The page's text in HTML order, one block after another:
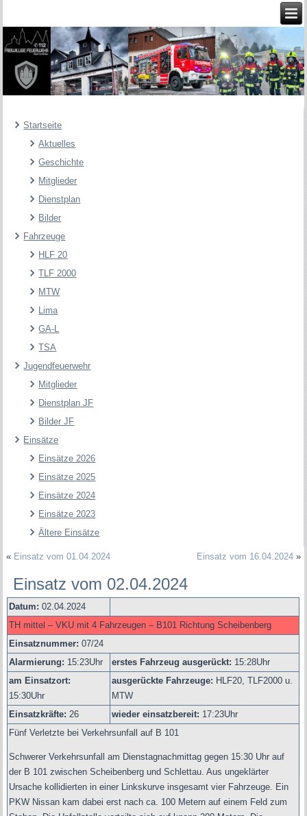
Startseite
Aktuelles
Geschichte
Mitglieder
Dienstplan
Bilder
Fahrzeuge
HLF 20
TLF 2000
MTW
Lima
GA-L
TSA
Jugendfeuerwehr
Mitglieder
Dienstplan JF
Bilder JF
Einsätze
Einsätze 2026
Einsätze 2025
Einsätze 2024
Einsätze 2023
Ältere Einsätze
« Einsatz vom 01.04.2024 Einsatz vom 16.04.2024»
Einsatz vom 02.04.2024
Datum:02.04.2024
TH mittel – VKU mit 4 Fahrzeugen – B101 Richtung Scheibenberg
Einsatznummer:07/24
Alarmierung: 15:23Uhr erstes Fahrzeug ausgerückt: 15:28Uhr
am Einsatzort:
15:30Uhr
ausgerückte Fahrzeuge: HLF20, TLF2000 u.
MTW
Einsatzkräfte:26 wieder einsatzbereit: 17:23Uhr
Fünf Verletzte bei Verkehrsunfall auf B 101
Schwerer Verkehrsunfall am Dienstagnachmittag gegen 15:30 Uhr auf
der B 101 zwischen Scheibenberg und Schlettau. Aus ungeklärter
Ursache kollidierten in einer Linkskurve insgesamt vier Fahrzeuge. Ein
PKW Nissan kam dabei erst nach ca. 100 Metern auf einem Feld zum